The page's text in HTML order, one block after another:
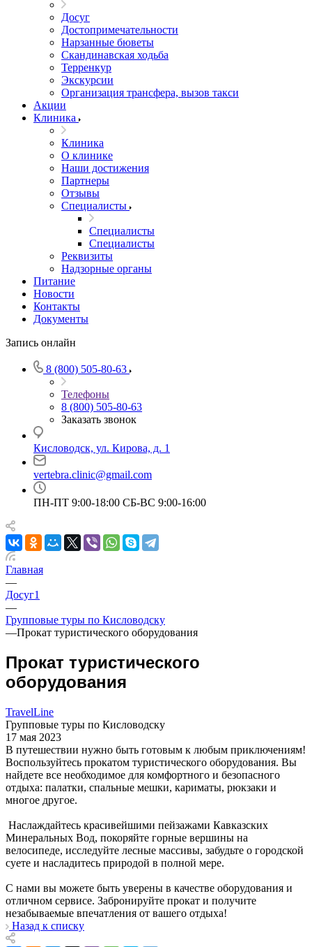
Досуг
Достопримечательности
Нарзанные бюветы
Скандинавская ходьба
Терренкур
Экскурсии
Организация трансфера, вызов такси
Акции
Клиника
Клиника
О клинике
Наши достижения
Партнеры
Отзывы
Специалисты
Специалисты
Специалисты
Реквизиты
Надзорные органы
Питание
Новости
Контакты
Документы
Запись онлайн
8 (800) 505-80-63
Телефоны
8 (800) 505-80-63
Заказать звонок
Кисловодск, ул. Кирова, д. 1
vertebra.clinic@gmail.com
ПН-ПТ 9:00-18:00 СБ-ВС 9:00-16:00
Главная
—
Досуг1
—
Групповые туры по Кисловодску
—Прокат туристического оборудования
Прокат туристического
оборудования
TravelLine
Групповые туры по Кисловодску
17 мая 2023
В путешествии нужно быть готовым к любым приключениям!
Воспользуйтесь прокатом туристического оборудования. Вы
найдете все необходимое для комфортного и безопасного
отдыха: палатки, спальные мешки, кариматы, рюкзаки и
многое другое.
Наслаждайтесь красивейшими пейзажами Кавказских
Минеральных Вод, покоряйте горные вершины на
велосипеде, исследуйте лесные массивы, забудьте о городской
суете и насладитесь природой в полной мере.
С нами вы можете быть уверены в качестве оборудования и
отличном сервисе. Забронируйте прокат и получите
незабываемые впечатления от вашего отдыха!
Назад к списку